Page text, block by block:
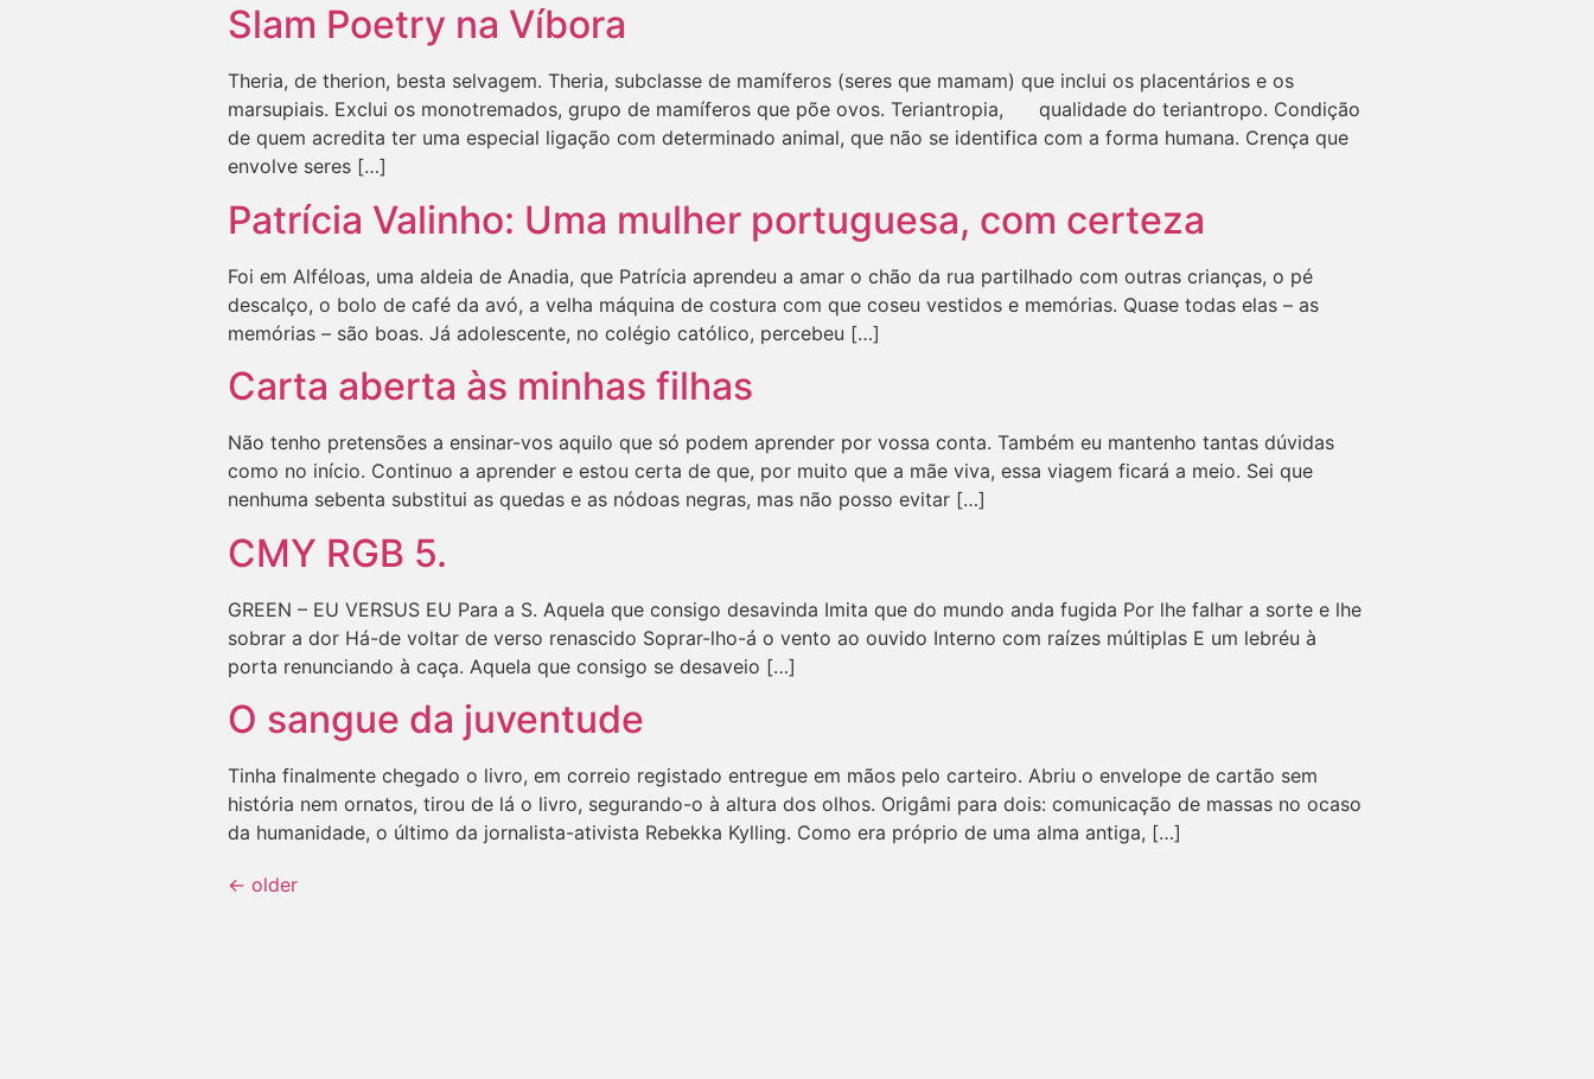
Slam Poetry na Víbora
Theria, de therion, besta selvagem. Theria, subclasse de mamíferos (seres que mamam) que inclui os placentários e os
marsupiais. Exclui os monotremados, grupo de mamíferos que põe ovos. Teriantropia, qualidade do teriantropo. Condição
de quem acredita ter uma especial ligação com determinado animal, que não se identifica com a forma humana. Crença que
envolve seres […]
Patrícia Valinho: Uma mulher portuguesa, com certeza
Foi em Alféloas, uma aldeia de Anadia, que Patrícia aprendeu a amar o chão da rua partilhado com outras crianças, o pé
descalço, o bolo de café da avó, a velha máquina de costura com que coseu vestidos e memórias. Quase todas elas – as
memórias – são boas. Já adolescente, no colégio católico, percebeu […]
Carta aberta às minhas filhas
Não tenho pretensões a ensinar-vos aquilo que só podem aprender por vossa conta. Também eu mantenho tantas dúvidas
como no início. Continuo a aprender e estou certa de que, por muito que a mãe viva, essa viagem ficará a meio. Sei que
nenhuma sebenta substitui as quedas e as nódoas negras, mas não posso evitar […]
CMY RGB 5.
GREEN – EU VERSUS EU Para a S. Aquela que consigo desavinda Imita que do mundo anda fugida Por lhe falhar a sorte e lhe
sobrar a dor Há-de voltar de verso renascido Soprar-lho-á o vento ao ouvido Interno com raízes múltiplas E um lebréu à
porta renunciando à caça. Aquela que consigo se desaveio […]
O sangue da juventude
Tinha finalmente chegado o livro, em correio registado entregue em mãos pelo carteiro. Abriu o envelope de cartão sem
história nem ornatos, tirou de lá o livro, segurando-o à altura dos olhos. Origâmi para dois: comunicação de massas no ocaso
da humanidade, o último da jornalista-ativista Rebekka Kylling. Como era próprio de uma alma antiga, […]
← older